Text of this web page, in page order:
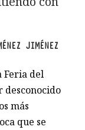
JIMÉNEZ
Feria del
más
que se